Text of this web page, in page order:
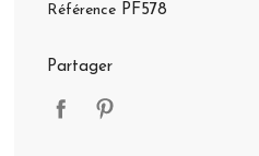
Référence PF578
Partager